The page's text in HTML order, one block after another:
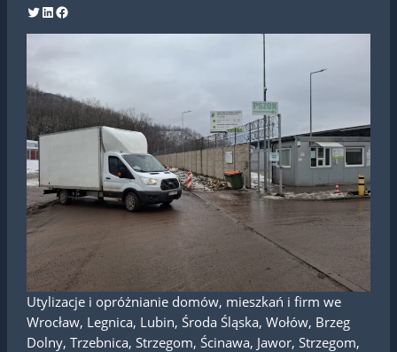
Twitter LinkedIn Facebook
Utylizacje i opróżnianie domów, mieszkań i firm we
Wrocław, Legnica, Lubin, Środa Śląska, Wołów, Brzeg
Dolny, Trzebnica, Strzegom, Ścinawa, Jawor, Strzegom,